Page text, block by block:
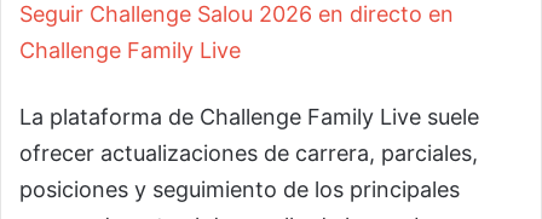
Seguir Challenge Salou 2026 en directo en
Challenge Family Live
La plataforma de Challenge Family Live suele
ofrecer actualizaciones de carrera, parciales,
posiciones y seguimiento de los principales